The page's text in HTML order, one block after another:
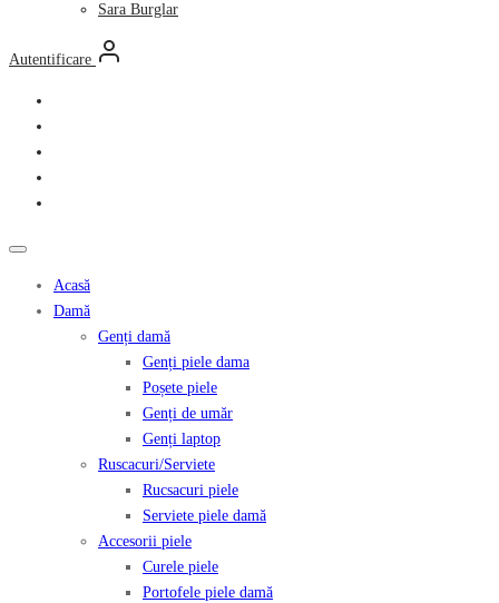
Sara Burglar
Autentificare
Acasă
Damă
Genți damă
Genți piele dama
Poșete piele
Genți de umăr
Genți laptop
Ruscacuri/Serviete
Rucsacuri piele
Serviete piele damă
Accesorii piele
Curele piele
Portofele piele damă